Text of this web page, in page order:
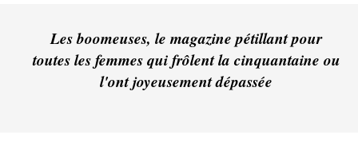
Les boomeuses, le magazine pétillant pour
toutes les femmes qui frôlent la cinquantaine ou
l'ont joyeusement dépassée